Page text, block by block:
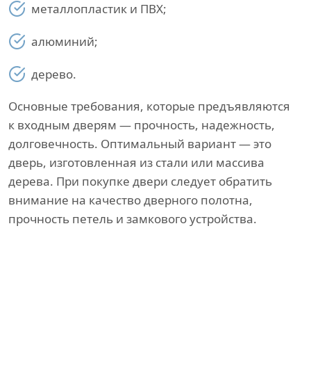
металлопластик и ПВХ;
алюминий;
дерево.
Основные требования, которые предъявляются
к входным дверям — прочность, надежность,
долговечность. Оптимальный вариант — это
дверь, изготовленная из стали или массива
дерева. При покупке двери следует обратить
внимание на качество дверного полотна,
прочность петель и замкового устройства.